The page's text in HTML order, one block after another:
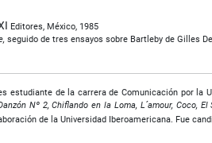
Editores, México, 1985
seguido de tres ensayos sobre Bartleby de Gilles
estudiante de la carrera de Comunicación por la
Nº 2, Chiflando en la Loma, L´amour, Coco,
de la Universidad Iberoamericana. Fue